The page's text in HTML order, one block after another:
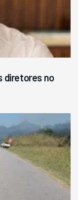
diretores no